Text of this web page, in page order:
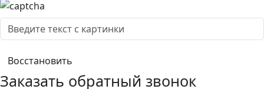
Заказать обратный звонок